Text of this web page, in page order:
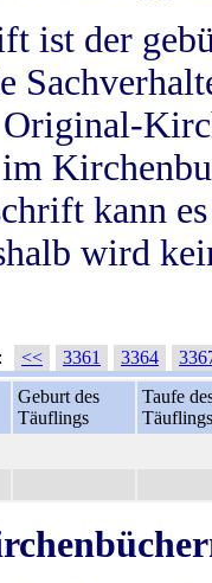
ist der
kann
wird
<< 3361 3364
Geburt des
Täuflings
Taufe
Täuflings